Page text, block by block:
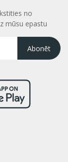
no
mūsu epastu
Abonēt